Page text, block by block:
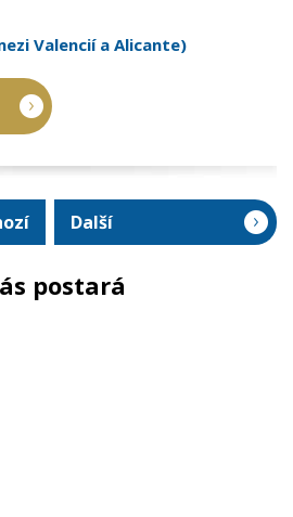
Valencií a Alicante)
Další
postará